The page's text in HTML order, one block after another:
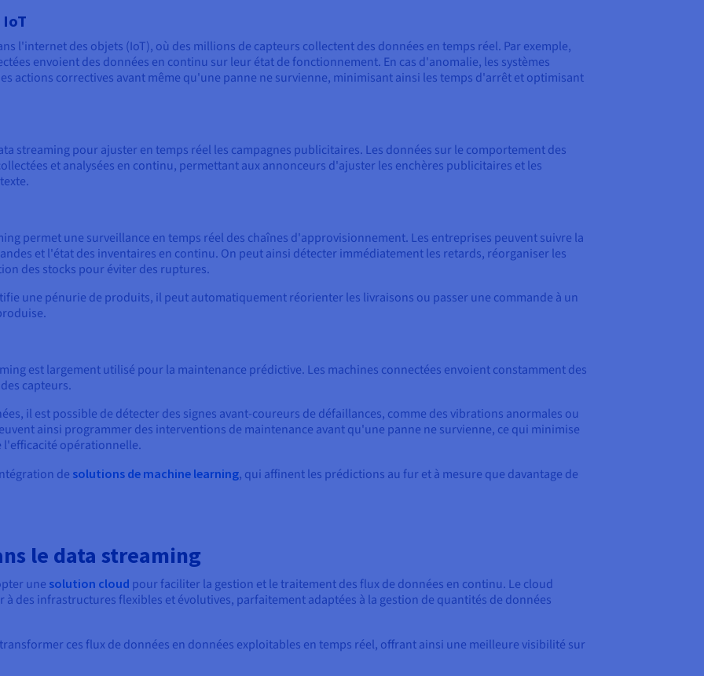
l'internet des objets (IoT), où des millions de capteurs collectent des données en temps réel. Par exemple,
envoient des données en continu sur leur état de fonctionnement. En cas d'anomalie, les systèmes
actions correctives avant même qu'une panne ne survienne, minimisant ainsi les temps d'arrêt et optimisant
streaming pour ajuster en temps réel les campagnes publicitaires. Les données sur le comportement des
et analysées en continu, permettant aux annonceurs d'ajuster les enchères publicitaires et les
permet une surveillance en temps réel des chaînes d'approvisionnement. Les entreprises peuvent suivre la
et l'état des inventaires en continu. On peut ainsi détecter immédiatement les retards, réorganiser les
des stocks pour éviter des ruptures.
une pénurie de produits, il peut automatiquement réorienter les livraisons ou passer une commande à un
est largement utilisé pour la maintenance prédictive. Les machines connectées envoient constamment des
capteurs.
il est possible de détecter des signes avant-coureurs de défaillances, comme des vibrations anormales ou
ainsi programmer des interventions de maintenance avant qu'une panne ne survienne, ce qui minimise
opérationnelle.
de solutions de machine learning, qui affinent les prédictions au fur et à mesure que davantage de
le data streaming
une solution cloud pour faciliter la gestion et le traitement des flux de données en continu. Le cloud
des infrastructures flexibles et évolutives, parfaitement adaptées à la gestion de quantités de données
ces flux de données en données exploitables en temps réel, offrant ainsi une meilleure visibilité sur